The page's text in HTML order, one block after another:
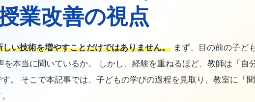
業改善の視点
い技術を増やすことだけではありません。 まず、目の前の子ど
本当に聞いているか。 しかし、経験を重ねるほど、教師は「自
。 そこで本記事では、子どもの学びの過程を見取り、教室に「